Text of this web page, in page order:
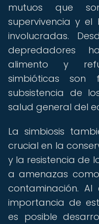
mutuos que
supervivencia y el
involucradas.
depredadores
alimento y
simbióticas son
subsistencia de
salud general del
La simbiosis
crucial en la
y la resistencia de
a amenazas
contaminación.
importancia de
es posible